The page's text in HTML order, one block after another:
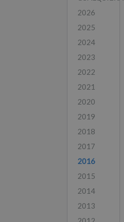
2026
2025
2024
2023
2022
2021
2020
2019
2018
2017
2016
2015
2014
2013